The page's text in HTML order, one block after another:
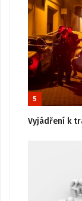
5
Vyjádření k